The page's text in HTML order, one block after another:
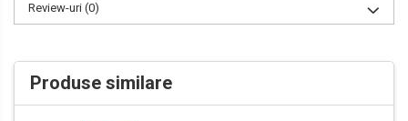
Review-uri (0)
Produse similare